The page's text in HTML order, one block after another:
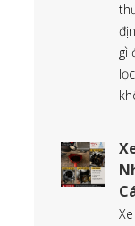
gì